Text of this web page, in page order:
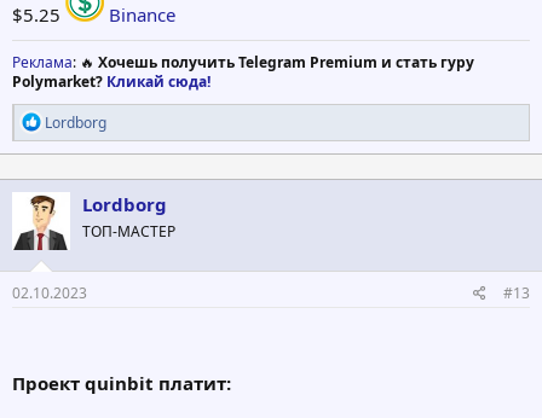
$5.25 Binance
Реклама: 🔥 Хочешь получить Telegram Premium и стать гуру
Polymarket? Кликай сюда!
Р
е
а
к
ц
и
и
Lordborg
Lordborg
ТОП-МАСТЕР
02.10.2023 #13
Проект quinbit платит: